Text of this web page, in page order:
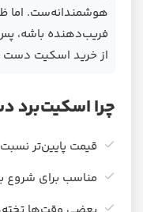
هوشمندانه‌ست. اما
از خرید اسکیت
چرا اسکیت‌برد
قیمت پایین‌تر
مناسب برای شروع